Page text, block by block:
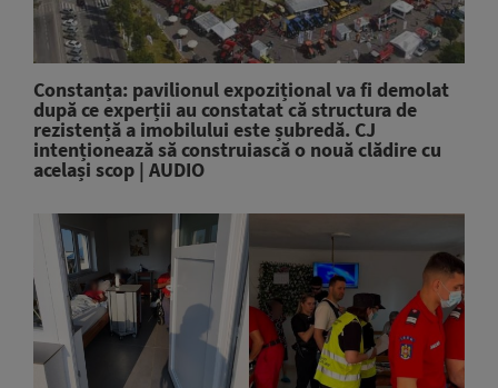
Constanța: pavilionul expozițional va fi demolat
după ce experții au constatat că structura de
rezistență a imobilului este șubredă. CJ
intenționează să construiască o nouă clădire cu
același scop | AUDIO